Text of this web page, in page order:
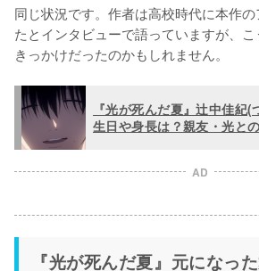
同じ状況です。作者は高校時代に本作
たとインタビューで語っていますが、
きっかけだったのかもしれません。
『光が死んだ夏』辻中佳紀
生日や身長は？親友・光と
AD
『光が死んだ夏』元になっ